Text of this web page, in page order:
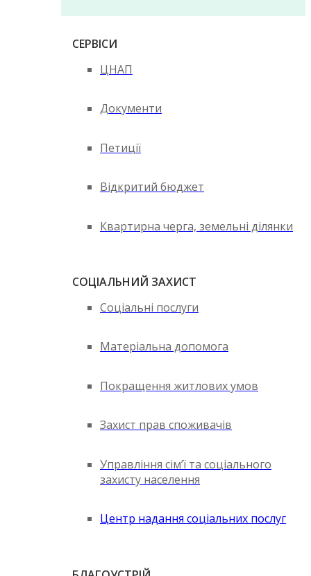
СЕРВІСИ
ЦНАП
Документи
Петиції
Відкритий бюджет
Квартирна черга, земельні ділянки
СОЦІАЛЬНИЙ ЗАХИСТ
Соціальні послуги
Матеріальна допомога
Покращення житлових умов
Захист прав споживачів
Управління сім’ї та соціального
захисту населення
Центр надання соціальних послуг